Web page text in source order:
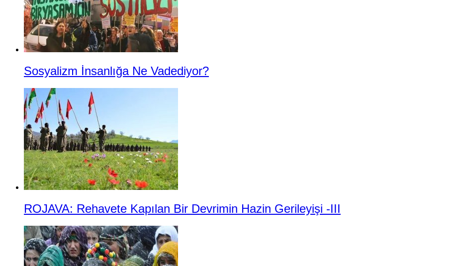
Sosyalizm İnsanlığa Ne Vadediyor?
ROJAVA: Rehavete Kapılan Bir Devrimin Hazin Gerileyişi -III